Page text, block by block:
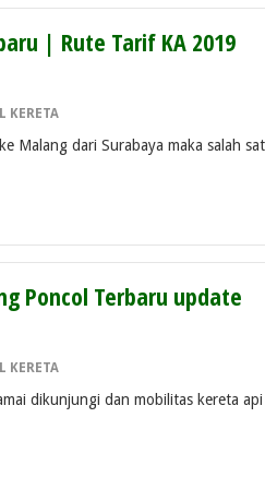
| Rute Tarif KA 2019
KERETA
Malang dari Surabaya maka salah
Poncol Terbaru update
KERETA
dikunjungi dan mobilitas kereta api